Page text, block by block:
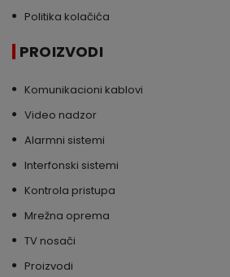
Politika kolačića
PROIZVODI
Komunikacioni kablovi
Video nadzor
Alarmni sistemi
Interfonski sistemi
Kontrola pristupa
Mrežna oprema
TV nosači
Proizvodi